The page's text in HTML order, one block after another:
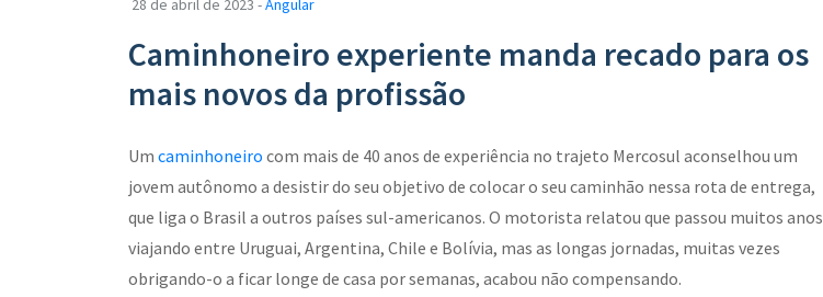
28 de abril de 2023 -Angular
Caminhoneiro experiente manda recado para os
mais novos da profissão
Um caminhoneiro com mais de 40 anos de experiência no trajeto Mercosul aconselhou um
jovem autônomo a desistir do seu objetivo de colocar o seu caminhão nessa rota de entrega,
que liga o Brasil a outros países sul-americanos. O motorista relatou que passou muitos anos
viajando entre Uruguai, Argentina, Chile e Bolívia, mas as longas jornadas, muitas vezes
obrigando-o a ficar longe de casa por semanas, acabou não compensando.